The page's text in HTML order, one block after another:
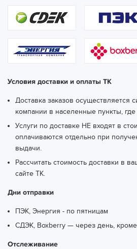
Условия доставки и оплаты ТК
Доставка заказов осуществляется
компании в населенные пункты,
Услуги по доставке НЕ входят в
оплачиваются отдельно при
выдачи.
Рассчитать стоимость доставки в
сайте ТК.
Дни отправки
ПЭК, Энергия - по пятницам
СДЭК, Boxberry — через день,
Отслеживание